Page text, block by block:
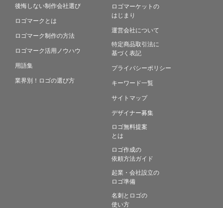
後悔しない制作会社選び
ロゴマークとは
ロゴマーク制作の方法
ロゴマーク活用ノウハウ
用語集
業界別！ロゴの選び方
ロゴマーケットの
はじまり
運営会社について
特定商品取引法に
基づく表記
プライバシーポリシー
キーワード一覧
サイトマップ
デザイナー募集
ロゴ無料提案
とは
ロゴ作成の
依頼方法ガイド
起業・会社設立の
ロゴ準備
名刺とロゴの
使い方